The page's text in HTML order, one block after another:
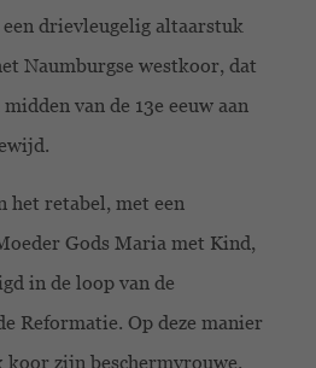
drievleugelig altaarstuk
Naumburgse westkoor, dat
van de 13e eeuw aan
het retabel, met een
Gods Maria met Kind,
in de loop van de
Reformatie. Op deze manier
zijn beschermvrouwe.